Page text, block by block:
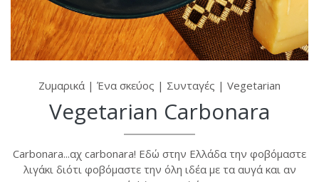
Ζυμαρικά | Ένα σκεύος | Συνταγές | Vegetarian
Vegetarian Carbonara
Carbonara...αχ carbonara! Εδώ στην Ελλάδα την φοβόμαστε
λιγάκι διότι φοβόμαστε την όλη ιδέα με τα αυγά και αν